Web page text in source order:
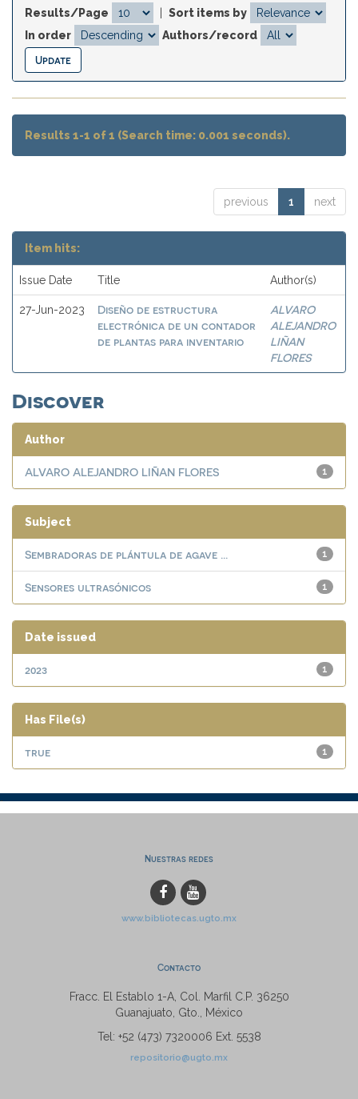
Results/Page
Sort items by
In order
Authors/record
Results 1-1 of 1 (Search time: 0.001 seconds).
previous 1 next
Item hits:
Issue Date Title Author(s)
27-Jun-2023
Diseño de estructura
electrónica de un contador
de plantas para inventario
ALVARO
ALEJANDRO
LIÑAN
FLORES
Discover
Author
1
ALVARO ALEJANDRO LIÑAN FLORES
Subject
1
Sembradoras de plántula de agave ...
1
Sensores ultrasónicos
Date issued
1
2023
Has File(s)
1
true
Nuestras redes
www.bibliotecas.ugto.mx
Contacto
Fracc. El Establo 1-A, Col. Marfil C.P. 36250
Guanajuato, Gto., México
Tel: +52 (473) 7320006 Ext. 5538
repositorio@ugto.mx